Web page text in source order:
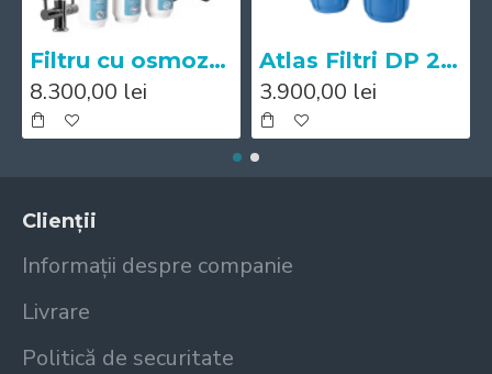
Filtru cu osmoza inversa Mineral Expert pH+
8.300,00 lei
Atlas Filtri DP 20 BB DUO Big IN AB 1"
3.900,00 lei
Clienții
Informații despre companie
Livrare
Politică de securitate